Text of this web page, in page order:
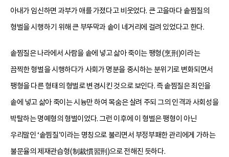
아내가 임신하면 과부가 애를 가졌다고 비웃었다. 큰 고을마다 솥찜질의
형벌을 시행하기 위해 큰 부뚜막과 솥이 네거리에 걸려 있었다고 한다.
솥찜질은 나라에서 사람을 솥에 넣고 삶아 죽이는 팽형(烹刑)이라는
끔찍한 형벌을 시행하다가 사회가 명분을 중시하는 분위기로 변화되면서
팽형을 다른 형태의 형벌로 변경시킨 것으로 보인다. 즉 솥찜질은 죄인을
솥에 넣고 삶아 죽이는 시늉만 하여 목숨은 살려 주되 그의 인격과 사회성을
박탈하는 명예형의 형벌이었다. 그런 이후에 이 형벌은 팽형이 아닌
우리말인 ‘솥찜질’이라는 명칭으로 불리면서 부정부패한 관리에게 가하는
불문율의 제재관습형(制裁慣習刑)으로 전해진 듯하다.